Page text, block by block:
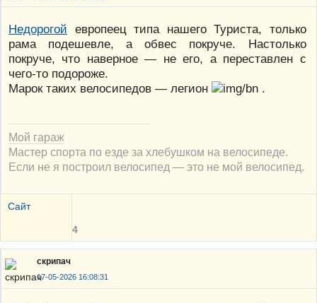
Недорогой европеец типа нашего Туриста, только
рама подешевле, а обвес покруче. Настолько
покруче, что наверное — не его, а переставлен с
чего-то подороже.
Марок таких велосипедов — легион
.
Мой гараж
Мастер спорта по езде за хлебушком на велосипеде.
Если не я построил велосипед — это не мой велосипед.
Сайт
4
скрипач
17-05-2026 16:08:31